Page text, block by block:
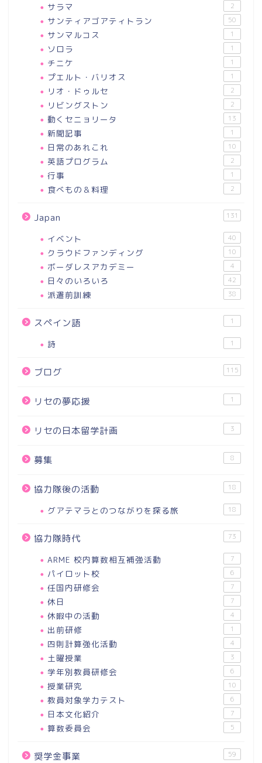
サラマ 2
サンティアゴアティトラン 50
サンマルコス 1
ソロラ 1
チニケ 1
プエルト・バリオス 1
リオ・ドゥルセ 2
リビングストン 2
動くセニョリータ 13
新聞記事 1
日常のあれこれ 10
英語プログラム 2
行事 1
食べもの＆料理 2
Japan 131
イベント 40
クラウドファンディング 10
ボーダレスアカデミー 4
日々のいろいろ 42
派遣前訓練 38
スペイン語 1
詩 1
ブログ 115
リセの夢応援 1
リセの日本留学計画 3
募集 8
協力隊後の活動 18
グアテマラとのつながりを探る旅 18
協力隊時代 73
ARME 校内算数相互補強活動 7
パイロット校 6
任国内研修会 7
休日 7
休暇中の活動 4
出前研修 1
四則計算強化活動 4
土曜授業 3
学年別教員研修会 6
授業研究 10
教員対象学力テスト 6
日本文化紹介 7
算数委員会 5
奨学金事業 59